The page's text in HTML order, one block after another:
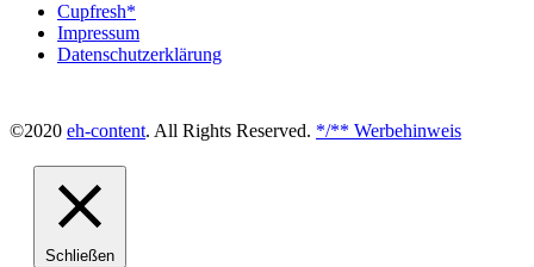
Cupfresh*
Impressum
Datenschutzerklärung
©2020 eh-content. All Rights Reserved. */** Werbehinweis
Schließen